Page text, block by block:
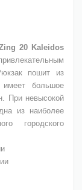
20 Kaleidos
пошит из
имеет большое
При невысокой
из наиболее
городского